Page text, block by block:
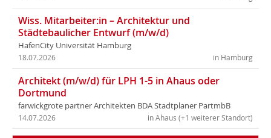
Wiss. Mitarbeiter:in – Architektur und
Städtebaulicher Entwurf (m/w/d)
HafenCity Universität Hamburg
in Hamburg
18.07.2026
Architekt (m/w/d) für LPH 1-5 in Ahaus oder
Dortmund
farwickgrote partner Architekten BDA Stadtplaner PartmbB
in Ahaus (+1 weiterer Standort)
14.07.2026